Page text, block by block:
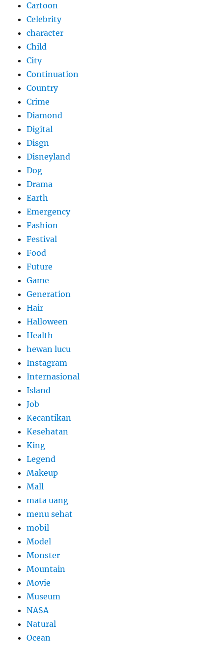
Cartoon
Celebrity
character
Child
City
Continuation
Country
Crime
Diamond
Digital
Disgn
Disneyland
Dog
Drama
Earth
Emergency
Fashion
Festival
Food
Future
Game
Generation
Hair
Halloween
Health
hewan lucu
Instagram
Internasional
Island
Job
Kecantikan
Kesehatan
King
Legend
Makeup
Mall
mata uang
menu sehat
mobil
Model
Monster
Mountain
Movie
Museum
NASA
Natural
Ocean